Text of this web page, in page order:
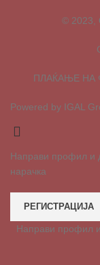
© 2023,
ПЛАЌАЊЕ НА
Powered by IGAL
Направи профил и
нарачка
РЕГИСТРАЦИЈА
Направи профил